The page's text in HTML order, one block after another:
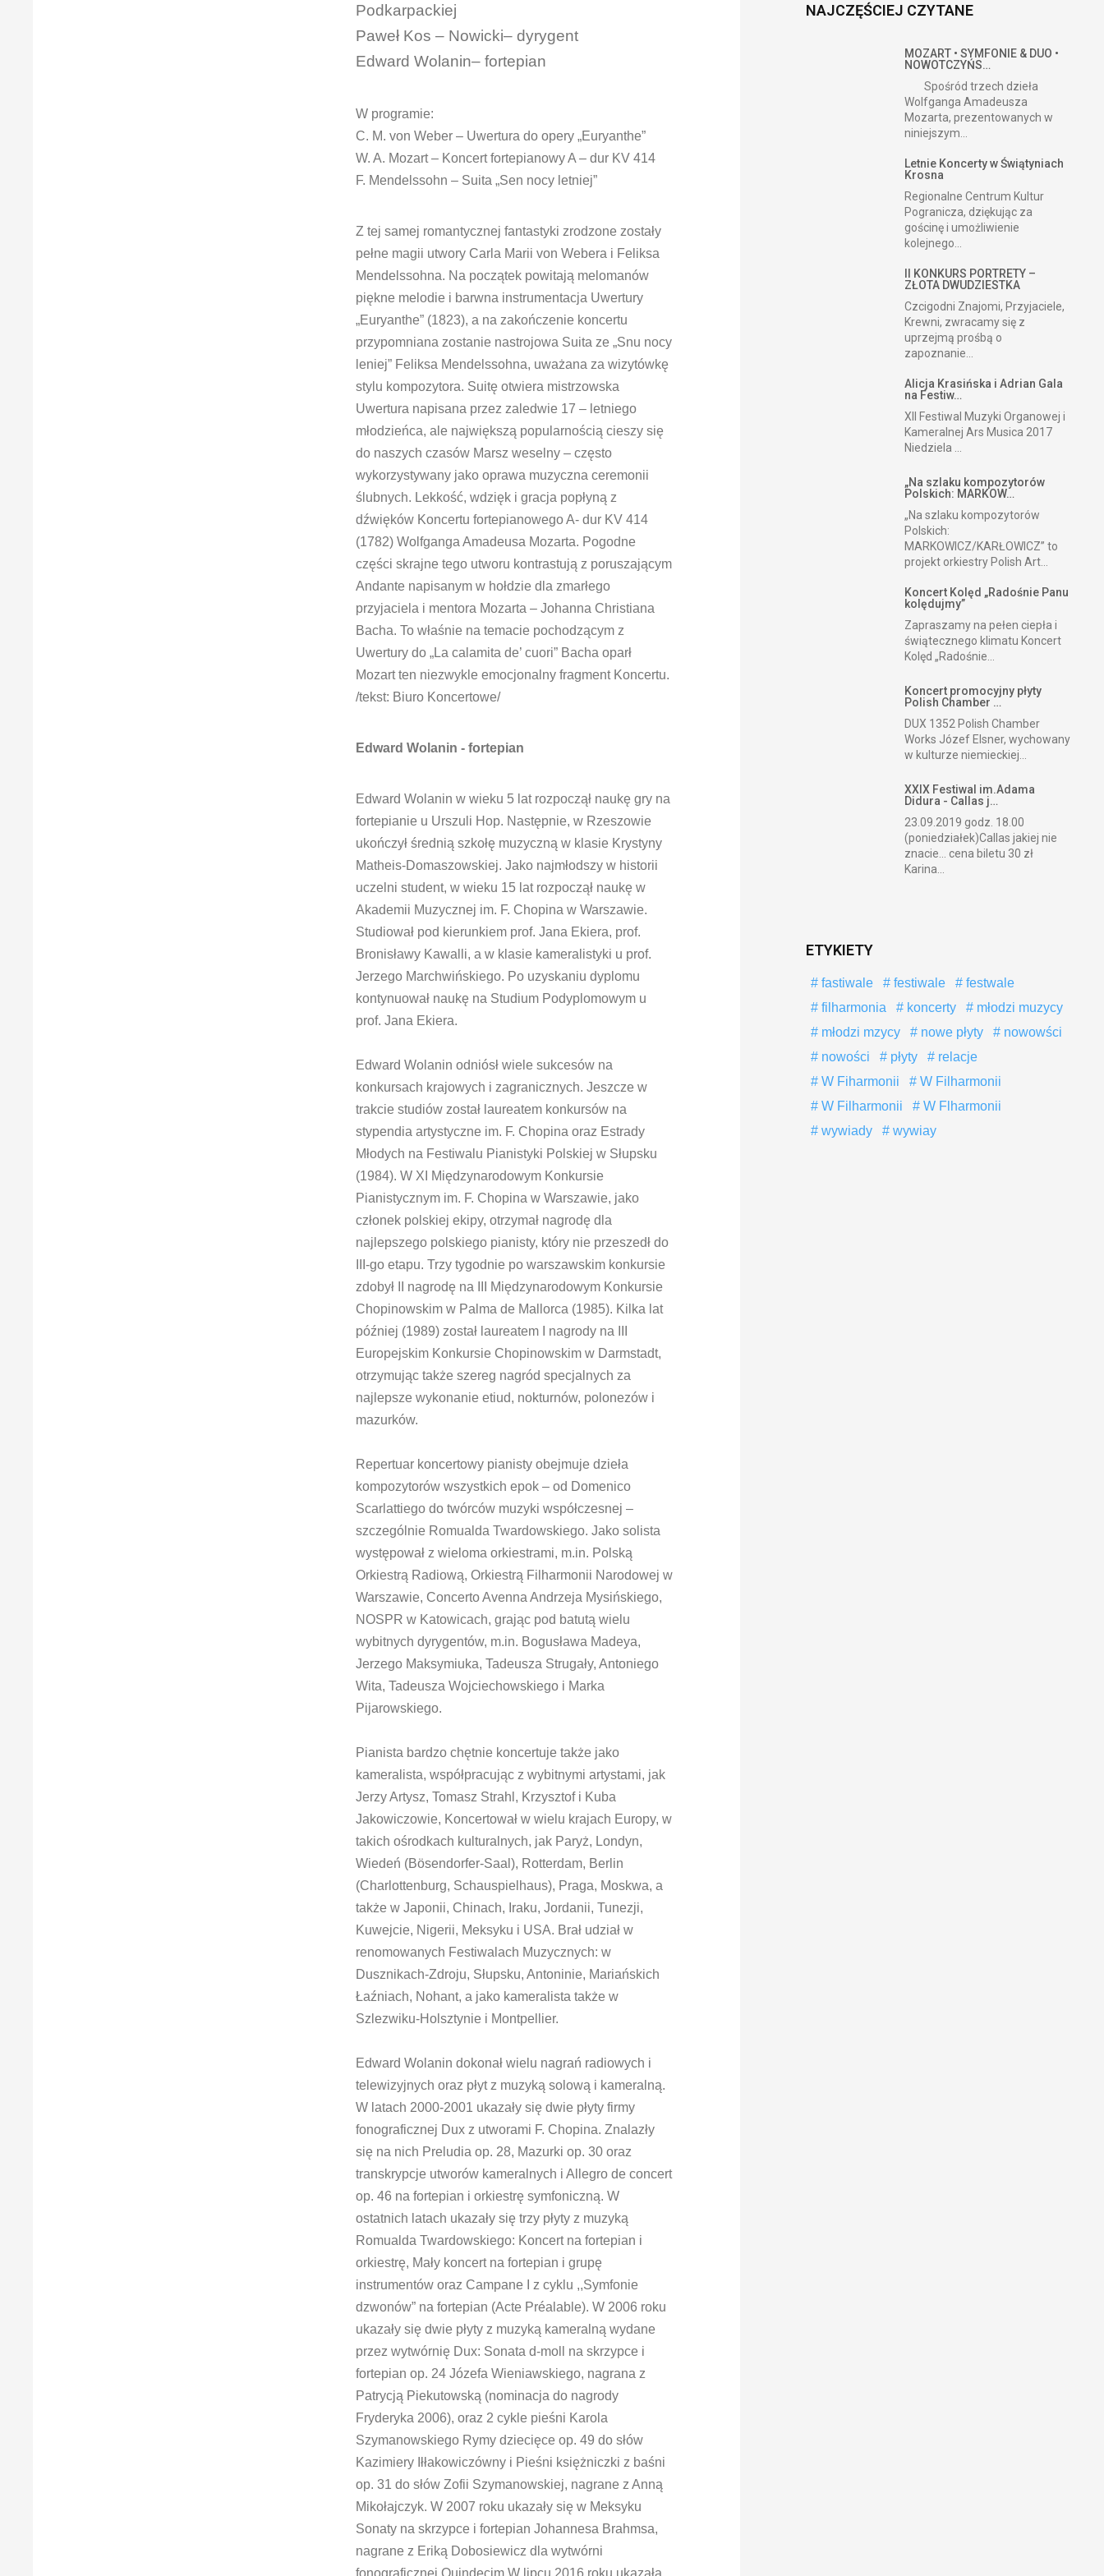
Podkarpackiej
Paweł Kos – Nowicki– dyrygent
Edward Wolanin– fortepian
W programie:
C. M. von Weber – Uwertura do opery „Euryanthe”
W. A. Mozart – Koncert fortepianowy A – dur KV 414
F. Mendelssohn – Suita „Sen nocy letniej”
Z tej samej romantycznej fantastyki zrodzone zostały
pełne magii utwory Carla Marii von Webera i Feliksa
Mendelssohna. Na początek powitają melomanów
piękne melodie i barwna instrumentacja Uwertury
„Euryanthe” (1823), a na zakończenie koncertu
przypomniana zostanie nastrojowa Suita ze „Snu nocy
leniej” Feliksa Mendelssohna, uważana za wizytówkę
stylu kompozytora. Suitę otwiera mistrzowska
Uwertura napisana przez zaledwie 17 – letniego
młodzieńca, ale największą popularnością cieszy się
do naszych czasów Marsz weselny – często
wykorzystywany jako oprawa muzyczna ceremonii
ślubnych. Lekkość, wdzięk i gracja popłyną z
dźwięków Koncertu fortepianowego A- dur KV 414
(1782) Wolfganga Amadeusa Mozarta. Pogodne
części skrajne tego utworu kontrastują z poruszającym
Andante napisanym w hołdzie dla zmarłego
przyjaciela i mentora Mozarta – Johanna Christiana
Bacha. To właśnie na temacie pochodzącym z
Uwertury do „La calamita de’ cuori” Bacha oparł
Mozart ten niezwykle emocjonalny fragment Koncertu.
/tekst: Biuro Koncertowe/
Edward Wolanin - fortepian
Edward Wolanin w wieku 5 lat rozpoczął naukę gry na
fortepianie u Urszuli Hop. Następnie, w Rzeszowie
ukończył średnią szkołę muzyczną w klasie Krystyny
Matheis-Domaszowskiej. Jako najmłodszy w historii
uczelni student, w wieku 15 lat rozpoczął naukę w
Akademii Muzycznej im. F. Chopina w Warszawie.
Studiował pod kierunkiem prof. Jana Ekiera, prof.
Bronisławy Kawalli, a w klasie kameralistyki u prof.
Jerzego Marchwińskiego. Po uzyskaniu dyplomu
kontynuował naukę na Studium Podyplomowym u
prof. Jana Ekiera.
Edward Wolanin odniósł wiele sukcesów na
konkursach krajowych i zagranicznych. Jeszcze w
trakcie studiów został laureatem konkursów na
stypendia artystyczne im. F. Chopina oraz Estrady
Młodych na Festiwalu Pianistyki Polskiej w Słupsku
(1984). W XI Międzynarodowym Konkursie
Pianistycznym im. F. Chopina w Warszawie, jako
członek polskiej ekipy, otrzymał nagrodę dla
najlepszego polskiego pianisty, który nie przeszedł do
III-go etapu. Trzy tygodnie po warszawskim konkursie
zdobył II nagrodę na III Międzynarodowym Konkursie
Chopinowskim w Palma de Mallorca (1985). Kilka lat
później (1989) został laureatem I nagrody na III
Europejskim Konkursie Chopinowskim w Darmstadt,
otrzymując także szereg nagród specjalnych za
najlepsze wykonanie etiud, nokturnów, polonezów i
mazurków.
Repertuar koncertowy pianisty obejmuje dzieła
kompozytorów wszystkich epok – od Domenico
Scarlattiego do twórców muzyki współczesnej –
szczególnie Romualda Twardowskiego. Jako solista
występował z wieloma orkiestrami, m.in. Polską
Orkiestrą Radiową, Orkiestrą Filharmonii Narodowej w
Warszawie, Concerto Avenna Andrzeja Mysińskiego,
NOSPR w Katowicach, grając pod batutą wielu
wybitnych dyrygentów, m.in. Bogusława Madeya,
Jerzego Maksymiuka, Tadeusza Strugały, Antoniego
Wita, Tadeusza Wojciechowskiego i Marka
Pijarowskiego.
Pianista bardzo chętnie koncertuje także jako
kameralista, współpracując z wybitnymi artystami, jak
Jerzy Artysz, Tomasz Strahl, Krzysztof i Kuba
Jakowiczowie, Koncertował w wielu krajach Europy, w
takich ośrodkach kulturalnych, jak Paryż, Londyn,
Wiedeń (Bösendorfer-Saal), Rotterdam, Berlin
(Charlottenburg, Schauspielhaus), Praga, Moskwa, a
także w Japonii, Chinach, Iraku, Jordanii, Tunezji,
Kuwejcie, Nigerii, Meksyku i USA. Brał udział w
renomowanych Festiwalach Muzycznych: w
Dusznikach-Zdroju, Słupsku, Antoninie, Mariańskich
Łaźniach, Nohant, a jako kameralista także w
Szlezwiku-Holsztynie i Montpellier.
Edward Wolanin dokonał wielu nagrań radiowych i
telewizyjnych oraz płyt z muzyką solową i kameralną.
W latach 2000-2001 ukazały się dwie płyty firmy
fonograficznej Dux z utworami F. Chopina. Znalazły
się na nich Preludia op. 28, Mazurki op. 30 oraz
transkrypcje utworów kameralnych i Allegro de concert
op. 46 na fortepian i orkiestrę symfoniczną. W
ostatnich latach ukazały się trzy płyty z muzyką
Romualda Twardowskiego: Koncert na fortepian i
orkiestrę, Mały koncert na fortepian i grupę
instrumentów oraz Campane I z cyklu ,,Symfonie
dzwonów” na fortepian (Acte Préalable). W 2006 roku
ukazały się dwie płyty z muzyką kameralną wydane
przez wytwórnię Dux: Sonata d-moll na skrzypce i
fortepian op. 24 Józefa Wieniawskiego, nagrana z
Patrycją Piekutowską (nominacja do nagrody
Fryderyka 2006), oraz 2 cykle pieśni Karola
Szymanowskiego Rymy dziecięce op. 49 do słów
Kazimiery Iłłakowiczówny i Pieśni księżniczki z baśni
op. 31 do słów Zofii Szymanowskiej, nagrane z Anną
Mikołajczyk. W 2007 roku ukazały się w Meksyku
Sonaty na skrzypce i fortepian Johannesa Brahmsa,
nagrane z Eriką Dobosiewicz dla wytwórni
NAJCZĘŚCIEJ CZYTANE
MOZART • SYMFONIE & DUO •
NOWOTCZYŃS…
Spośród trzech dzieła
Wolfganga Amadeusza
Mozarta, prezentowanych w
niniejszym...
Letnie Koncerty w Świątyniach
Krosna
Regionalne Centrum Kultur
Pogranicza, dziękując za
gościnę i umożliwienie
kolejnego...
II KONKURS PORTRETY –
ZŁOTA DWUDZIESTKA
Czcigodni Znajomi, Przyjaciele,
Krewni, zwracamy się z
uprzejmą prośbą o
zapoznanie...
Alicja Krasińska i Adrian Gala
na Festiw…
XII Festiwal Muzyki Organowej i
Kameralnej Ars Musica 2017
Niedziela ...
„Na szlaku kompozytorów
Polskich: MARKOW…
„Na szlaku kompozytorów
Polskich:
MARKOWICZ/KARŁOWICZ” to
projekt orkiestry Polish Art...
Koncert Kolęd „Radośnie Panu
kolędujmy”
Zapraszamy na pełen ciepła i
świątecznego klimatu Koncert
Kolęd „Radośnie...
Koncert promocyjny płyty
Polish Chamber …
DUX 1352 Polish Chamber
Works Józef Elsner, wychowany
w kulturze niemieckiej...
XXIX Festiwal im.Adama
Didura - Callas j…
23.09.2019 godz. 18.00
(poniedziałek)Callas jakiej nie
znacie... cena biletu 30 zł
Karina...
ETYKIETY
fastiwale festiwale
festwale
filharmonia
koncerty
młodzi muzycy
młodzi mzycy
nowe płyty
nowowści
nowości
płyty
relacje
W Fiharmonii
W Filharmonii
W Filharmonii
W Flharmonii
wywiady
wywiay